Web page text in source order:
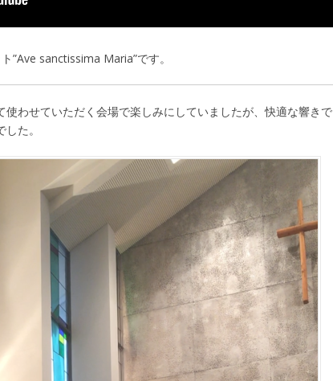
”Ave sanctissima Maria”です。
わせていただく会場で楽しみにしていましたが、快適な響きで
た。